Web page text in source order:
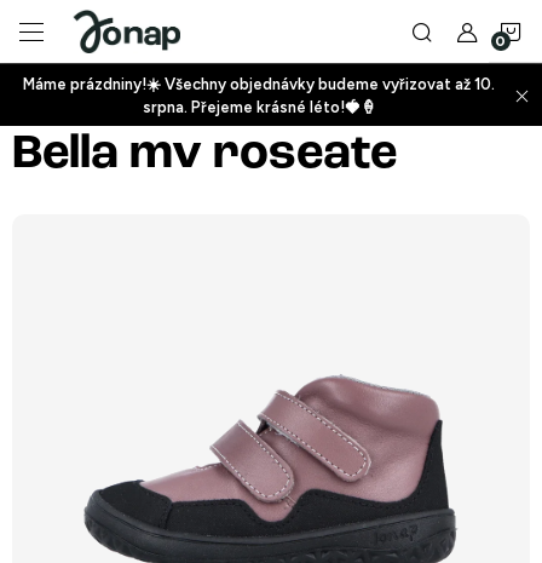
obsah
+
Máme prázdniny!☀️ Všechny objednávky budeme vyřizovat až 10.
srpna. Přejeme krásné léto!🍓🍦
Bella mv roseate